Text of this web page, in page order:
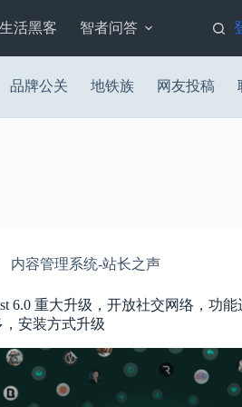
生活黑客 智者问答
品牌公关 地铁族 网友投稿
内容管理系统-站长之声
6.0 重大升级，开放社交网络，功能
，安装方式升级